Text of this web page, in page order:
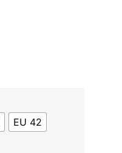
EU 42